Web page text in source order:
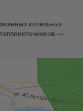
котельных
—